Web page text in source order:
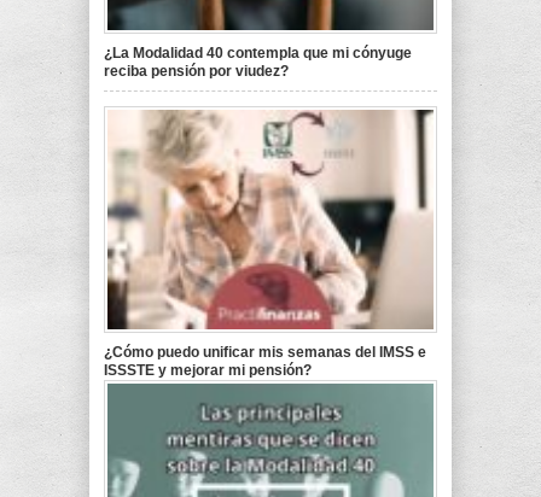
¿La Modalidad 40 contempla que mi cónyuge
reciba pensión por viudez?
¿Cómo puedo unificar mis semanas del IMSS e
ISSSTE y mejorar mi pensión?